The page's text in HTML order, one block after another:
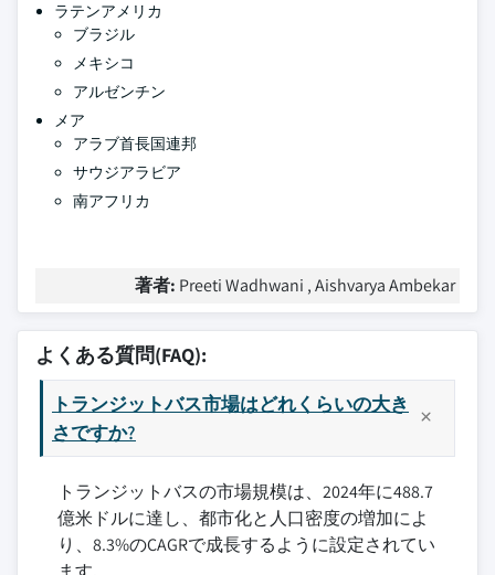
ラテンアメリカ
ブラジル
メキシコ
アルゼンチン
メア
アラブ首長国連邦
サウジアラビア
南アフリカ
著者: Preeti Wadhwani , Aishvarya Ambekar
よくある質問(FAQ):
トランジットバス市場はどれくらいの大き
さですか?
トランジットバスの市場規模は、2024年に488.7
億米ドルに達し、都市化と人口密度の増加によ
り、8.3%のCAGRで成長するように設定されてい